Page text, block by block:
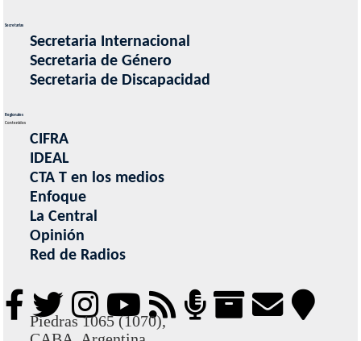
SIND. PRENSA DE ROSARIO - LOS GOLPES DE MILEI SOBRE EL DERECHO
NO A LA REPRESIÓN DEL GOBERNADOR CORNEJO EN MENDOZA
PROTESTA SOCIAL
Secretarias
Secretaria Internacional
Secretaria de Género
Secretaria de Discapacidad
Regionales
Contenidos
CIFRA
IDEAL
CTA T en los medios
Enfoque
La Central
Opinión
Red de Radios
Piedras 1065 (1070),